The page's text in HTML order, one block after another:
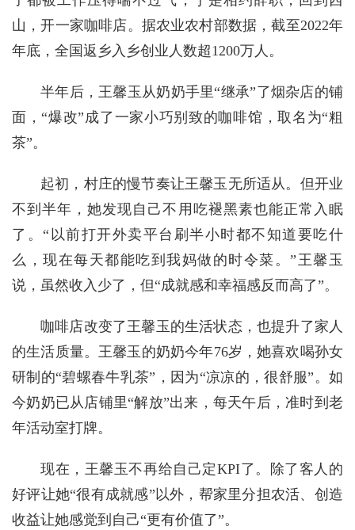
山，开一家咖啡店。据农业农村部数据，截至2022年
年底，全国返乡入乡创业人数超1200万人。
半年后，王馨玉从奶奶手里“继承”了烟杂店的铺
面，“爆改”成了一家小巧别致的咖啡馆，取名为“粗
茶”。
起初，村庄的慢节奏让王馨玉无所适从。但开业
不到半年，她发现自己不用吃褪黑素也能正常入眠
了。“以前打开外卖平台刷半小时都不知道要吃什
么，现在每天都能吃到我妈做的时令菜。”王馨玉
说，虽然收入少了，但“成就感和幸福感反而高了”。
咖啡店改变了王馨玉的生活状态，也提升了家人
的生活质量。王馨玉的奶奶今年76岁，她喜欢喝孙女
研制的“碧螺春牛乳茶”，因为“凉凉的，很舒服”。如
今奶奶已从店铺里“解放”出来，每天午后，准时到老
年活动室打牌。
现在，王馨玉不再给自己定KPI了。除了客人的
好评让她“很有成就感”以外，帮家里分担农活、创造
收益让她感觉到自己“更有价值了”。